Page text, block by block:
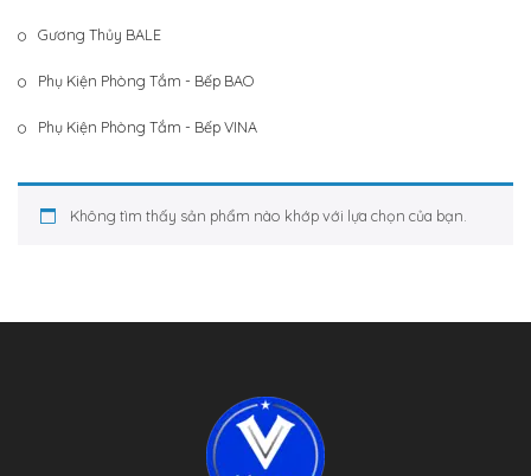
Gương Thủy BALE
Phụ Kiện Phòng Tắm - Bếp BAO
Phụ Kiện Phòng Tắm - Bếp VINA
Không tìm thấy sản phẩm nào khớp với lựa chọn của bạn.